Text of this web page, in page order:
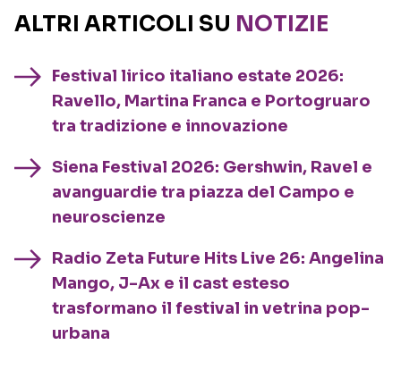
ALTRI ARTICOLI SU NOTIZIE
Festival lirico italiano estate 2026:
Ravello, Martina Franca e Portogruaro
tra tradizione e innovazione
Siena Festival 2026: Gershwin, Ravel e
avanguardie tra piazza del Campo e
neuroscienze
Radio Zeta Future Hits Live 26: Angelina
Mango, J-Ax e il cast esteso
trasformano il festival in vetrina pop-
urbana